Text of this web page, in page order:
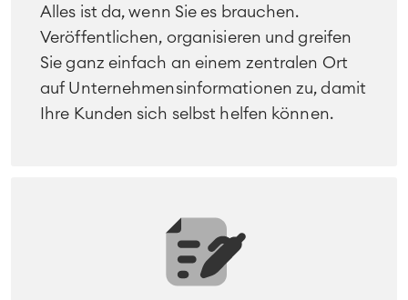
Alles ist da, wenn Sie es brauchen.
Veröffentlichen, organisieren und greifen
Sie ganz einfach an einem zentralen Ort
auf Unternehmensinformationen zu, damit
Ihre Kunden sich selbst helfen können.